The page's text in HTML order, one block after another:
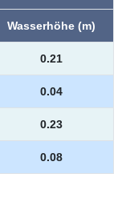
Wasserhöhe (m)
0.21
0.04
0.23
0.08